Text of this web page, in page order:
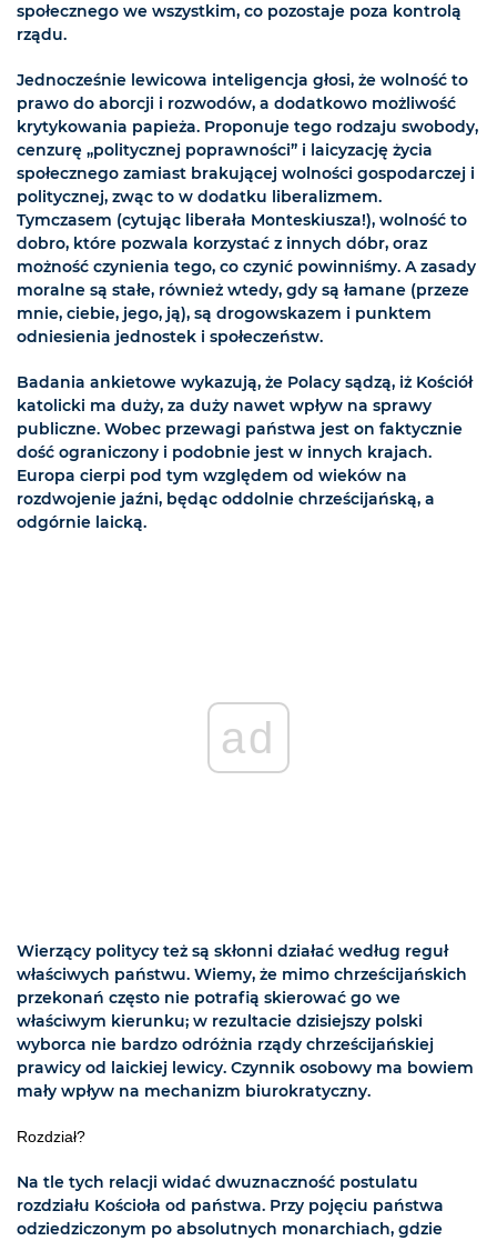
społecznego we wszystkim, co pozostaje poza kontrolą
rządu.
Jednocześnie lewicowa inteligencja głosi, że wolność to
prawo do aborcji i rozwodów, a dodatkowo możliwość
krytykowania papieża. Proponuje tego rodzaju swobody,
cenzurę „politycznej poprawności” i laicyzację życia
społecznego zamiast brakującej wolności gospodarczej i
politycznej, zwąc to w dodatku liberalizmem.
Tymczasem (cytując liberała Monteskiusza!), wolność to
dobro, które pozwala korzystać z innych dóbr, oraz
możność czynienia tego, co czynić powinniśmy. A zasady
moralne są stałe, również wtedy, gdy są łamane (przeze
mnie, ciebie, jego, ją), są drogowskazem i punktem
odniesienia jednostek i społeczeństw.
Badania ankietowe wykazują, że Polacy sądzą, iż Kościół
katolicki ma duży, za duży nawet wpływ na sprawy
publiczne. Wobec przewagi państwa jest on faktycznie
dość ograniczony i podobnie jest w innych krajach.
Europa cierpi pod tym względem od wieków na
rozdwojenie jaźni, będąc oddolnie chrześcijańską, a
odgórnie laicką.
ad
Wierzący politycy też są skłonni działać według reguł
właściwych państwu. Wiemy, że mimo chrześcijańskich
przekonań często nie potrafią skierować go we
właściwym kierunku; w rezultacie dzisiejszy polski
wyborca nie bardzo odróżnia rządy chrześcijańskiej
prawicy od laickiej lewicy. Czynnik osobowy ma bowiem
mały wpływ na mechanizm biurokratyczny.
Rozdział?
Na tle tych relacji widać dwuznaczność postulatu
rozdziału Kościoła od państwa. Przy pojęciu państwa
odziedziczonym po absolutnych monarchiach, gdzie